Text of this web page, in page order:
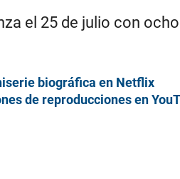
el 25 de julio con
biográfica en Netflix
de reproducciones en